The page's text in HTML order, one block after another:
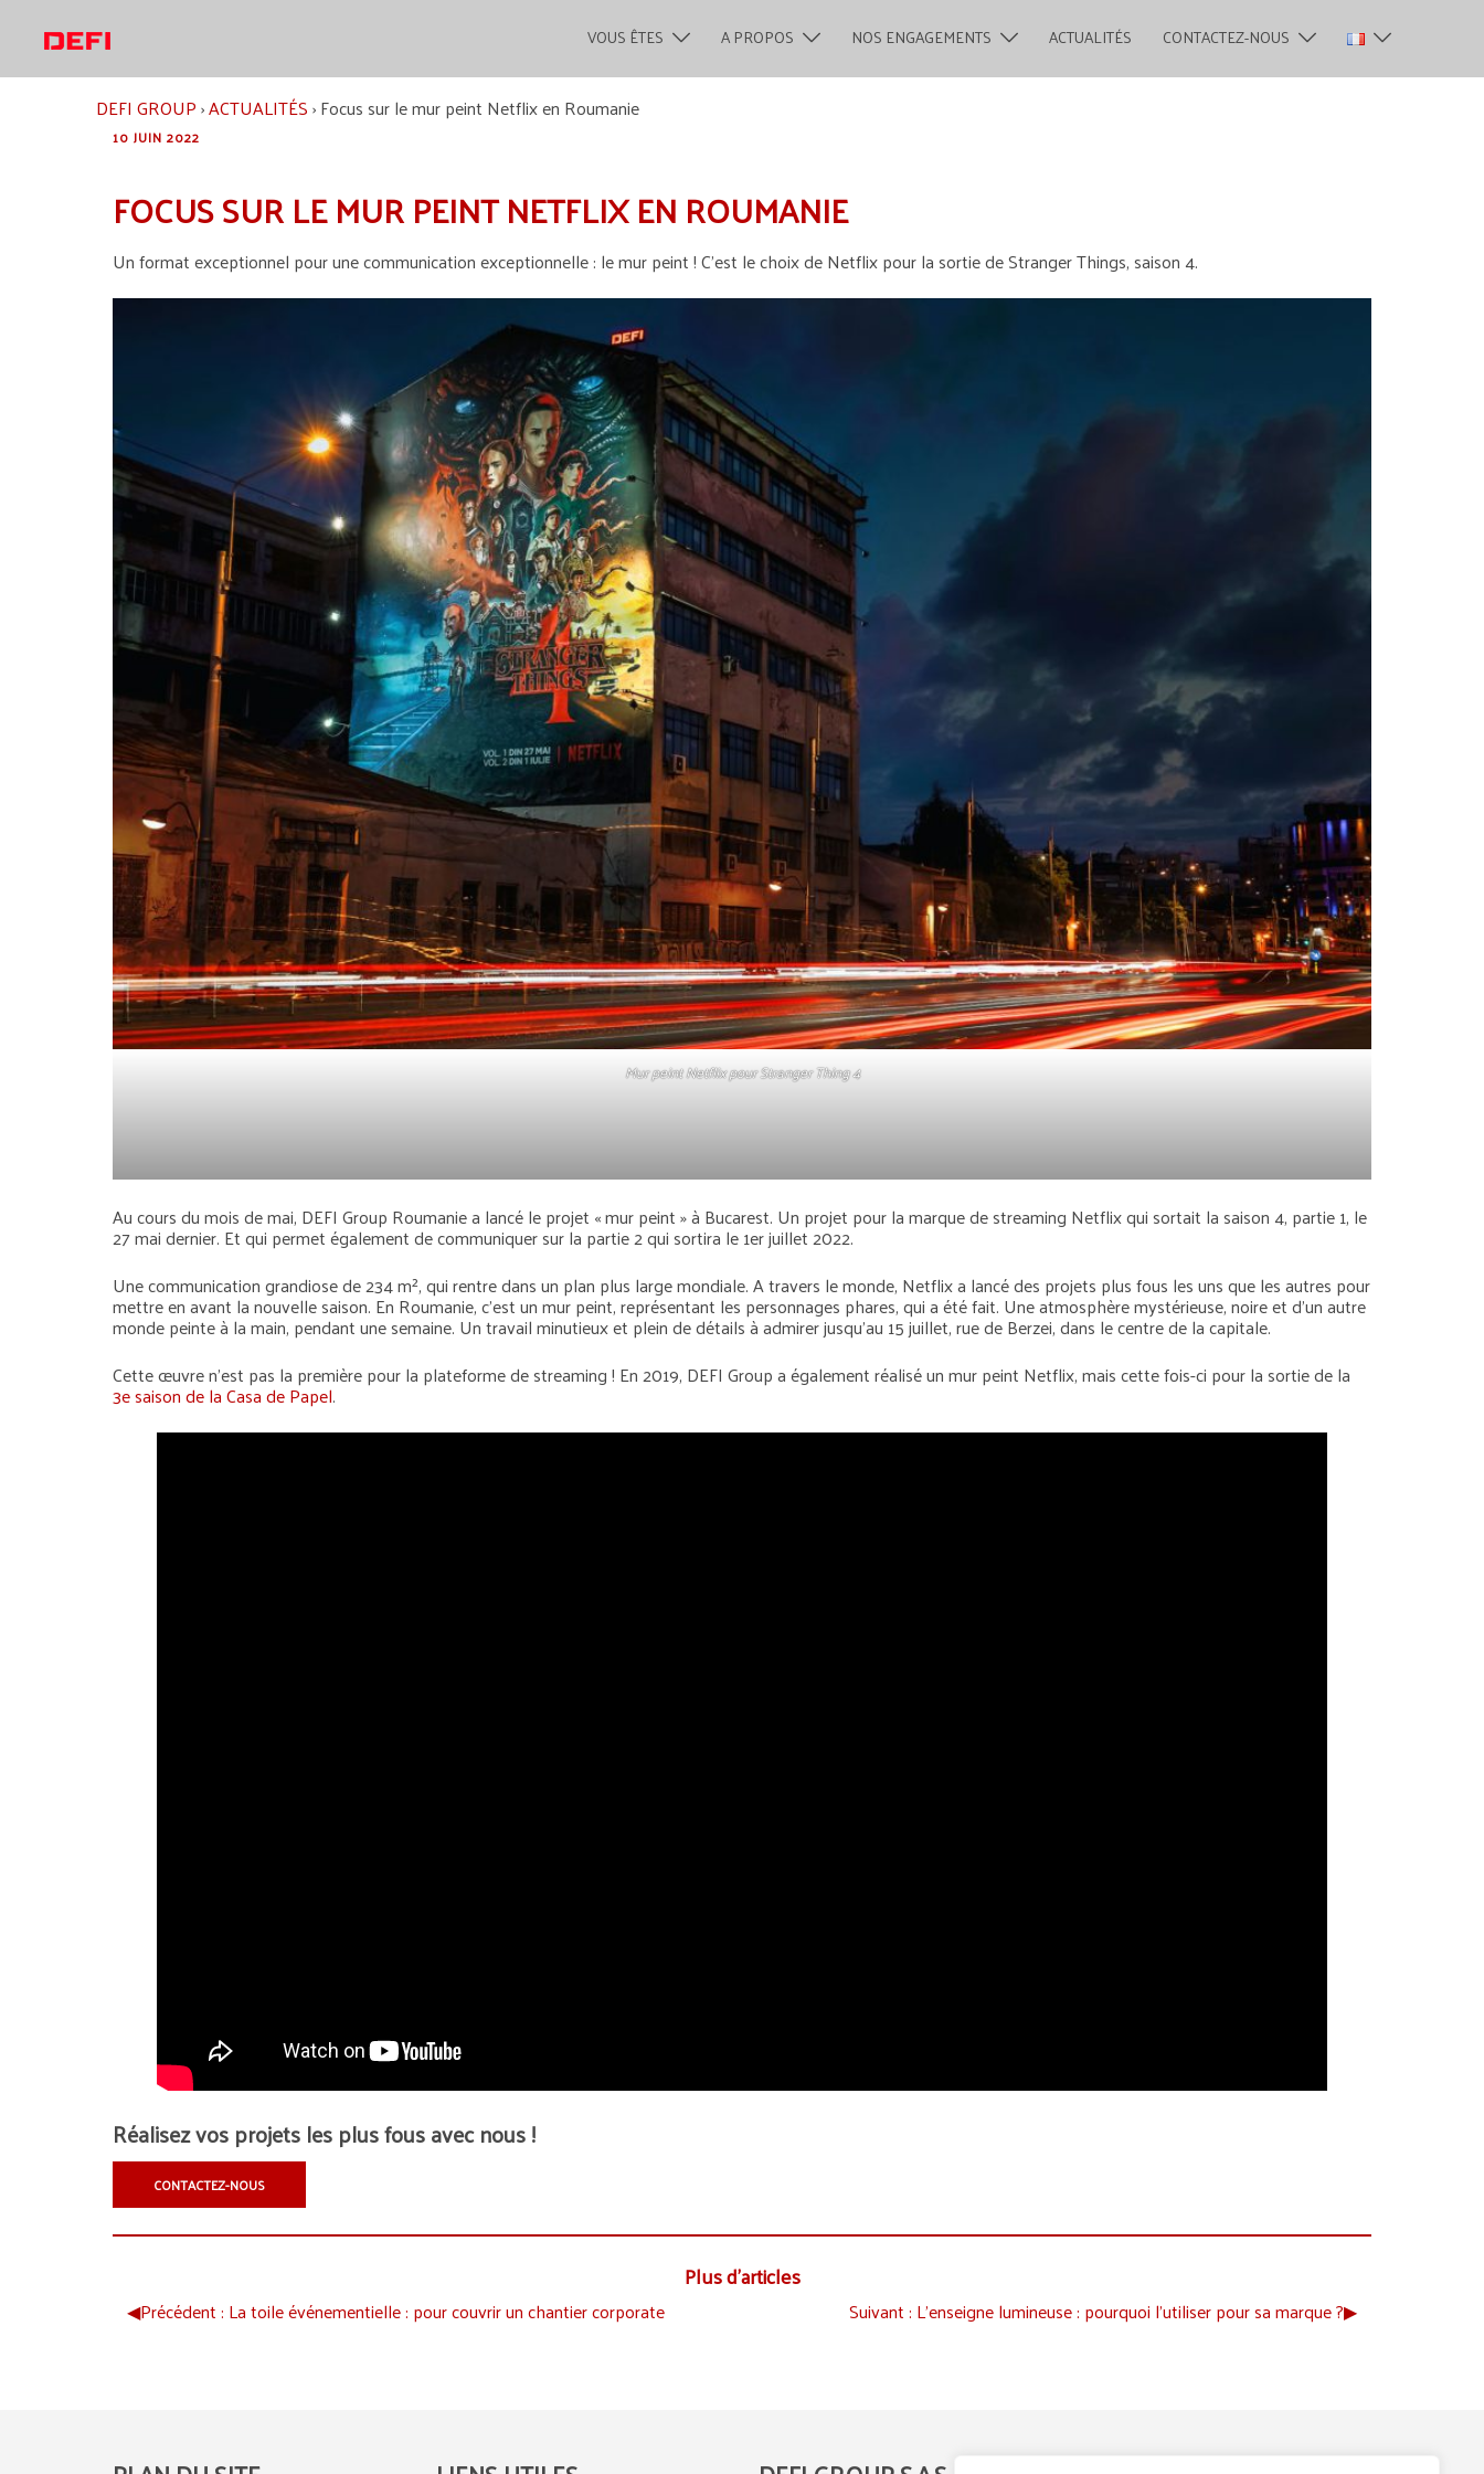
contenu VOUS ÊTES A PROPOS NOS ENGAGEMENTS ACTUALITÉS CONTACTEZ-NOUS
DEFI GROUP›ACTUALITÉS›Focus sur le mur peint Netflix en Roumanie
10 JUIN 2022
FOCUS SUR LE MUR PEINT NETFLIX EN ROUMANIE
Un format exceptionnel pour une communication exceptionnelle : le mur peint ! C’est le choix de Netflix pour la sortie de Stranger Things, saison 4.
Mur peint Netflix pour Stranger Thing 4
Au cours du mois de mai, DEFI Group Roumanie a lancé le projet « mur peint » à Bucarest. Un projet pour la marque de streaming Netflix qui sortait la saison 4, partie 1, le
27 mai dernier. Et qui permet également de communiquer sur la partie 2 qui sortira le 1er juillet 2022.
Une communication grandiose de 234 m², qui rentre dans un plan plus large mondiale. A travers le monde, Netflix a lancé des projets plus fous les uns que les autres pour
mettre en avant la nouvelle saison. En Roumanie, c’est un mur peint, représentant les personnages phares, qui a été fait. Une atmosphère mystérieuse, noire et d’un autre
monde peinte à la main, pendant une semaine. Un travail minutieux et plein de détails à admirer jusqu’au 15 juillet, rue de Berzei, dans le centre de la capitale.
Cette œuvre n’est pas la première pour la plateforme de streaming ! En 2019, DEFI Group a également réalisé un mur peint Netflix, mais cette fois-ci pour la sortie de la
3e saison de la Casa de Papel.
Réalisez vos projets les plus fous avec nous !
CONTACTEZ-NOUS
Plus d’articles
◀︎Précédent : La toile événementielle : pour couvrir un chantier corporate Suivant : L’enseigne lumineuse : pourquoi l’utiliser pour sa marque ?▶︎